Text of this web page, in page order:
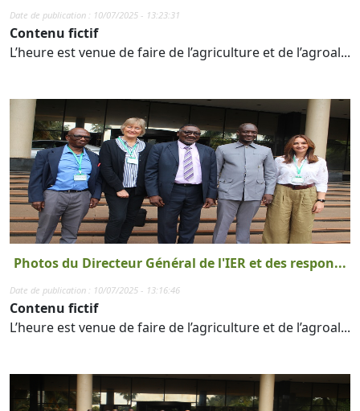
Date de publication : 10/07/2025 - 13:23:31
Contenu fictif
L’heure est venue de faire de l’agriculture et de l’agroal...
Photos du Directeur Général de l'IER et des respon...
Date de publication : 10/07/2025 - 13:16:46
Contenu fictif
L’heure est venue de faire de l’agriculture et de l’agroal...